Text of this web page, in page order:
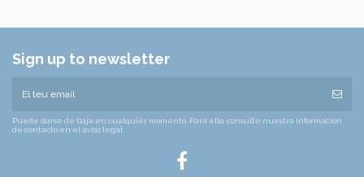
Sign up to newsletter
Puede darse de baja en cualquier momento. Para ello, consulte nuestra información
de contacto en el aviso legal.